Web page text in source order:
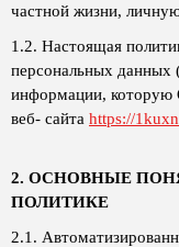
частной жизни,
1.2. Настоящая
персональных данных
информации, которую
веб- сайта https://
2. ОСНОВНЫЕ
ПОЛИТИКЕ
2.1.